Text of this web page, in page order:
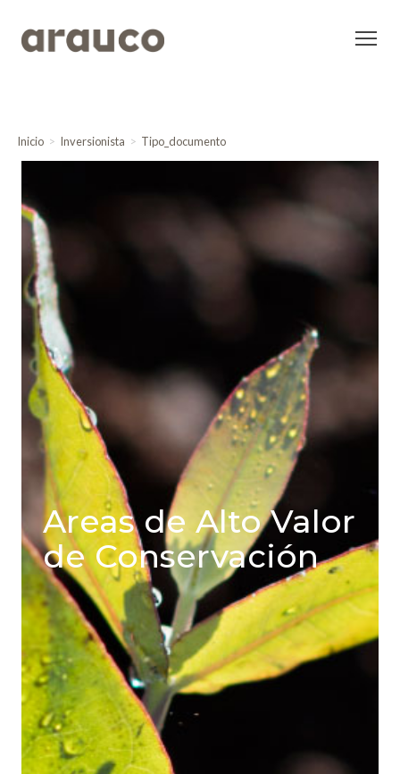
Inicio Inversionista Tipo_documento
Areas de Alto Valor
de Conservación